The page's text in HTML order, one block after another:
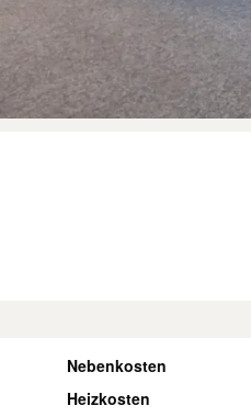
Nebenkosten
Heizkosten